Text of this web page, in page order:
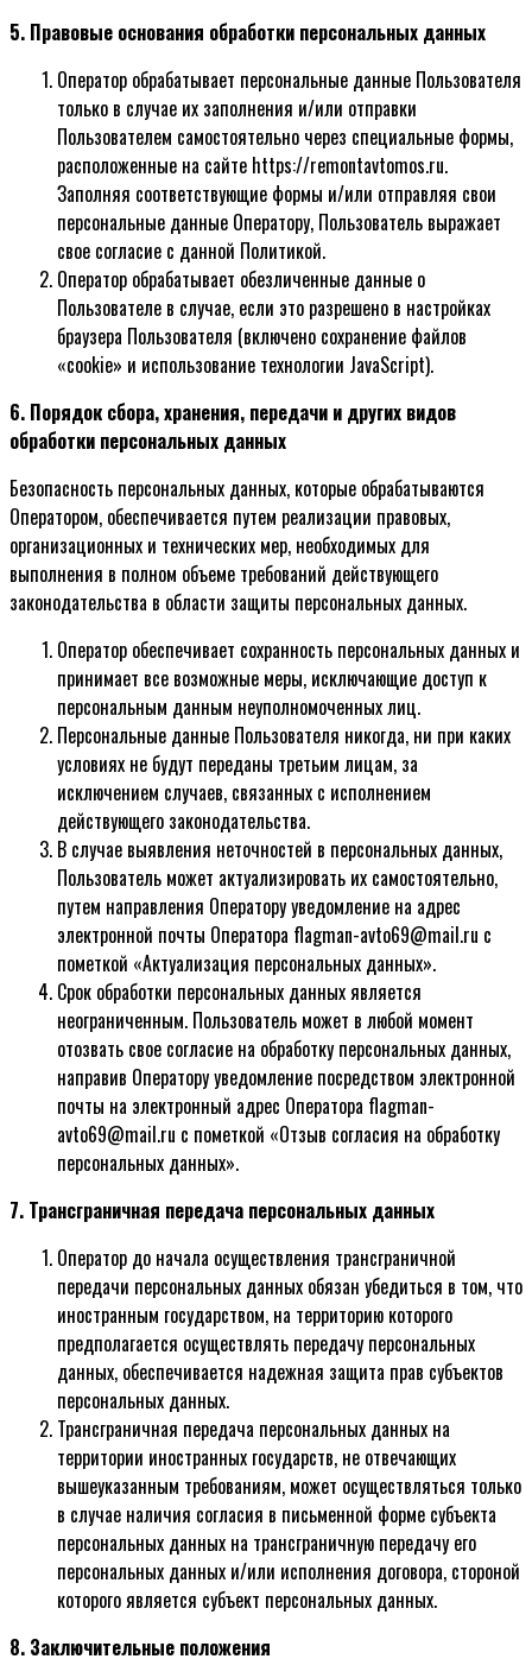
5. Правовые основания обработки персональных данных
Оператор обрабатывает персональные данные Пользователя
только в случае их заполнения и/или отправки
Пользователем самостоятельно через специальные формы,
расположенные на сайте https://remontavtomos.ru.
Заполняя соответствующие формы и/или отправляя свои
персональные данные Оператору, Пользователь выражает
свое согласие с данной Политикой.
Оператор обрабатывает обезличенные данные о
Пользователе в случае, если это разрешено в настройках
браузера Пользователя (включено сохранение файлов
«cookie» и использование технологии JavaScript).
6. Порядок сбора, хранения, передачи и других видов
обработки персональных данных
Безопасность персональных данных, которые обрабатываются
Оператором, обеспечивается путем реализации правовых,
организационных и технических мер, необходимых для
выполнения в полном объеме требований действующего
законодательства в области защиты персональных данных.
Оператор обеспечивает сохранность персональных данных и
принимает все возможные меры, исключающие доступ к
персональным данным неуполномоченных лиц.
Персональные данные Пользователя никогда, ни при каких
условиях не будут переданы третьим лицам, за
исключением случаев, связанных с исполнением
действующего законодательства.
В случае выявления неточностей в персональных данных,
Пользователь может актуализировать их самостоятельно,
путем направления Оператору уведомление на адрес
электронной почты Оператора flagman-avto69@mail.ru с
пометкой «Актуализация персональных данных».
Срок обработки персональных данных является
неограниченным. Пользователь может в любой момент
отозвать свое согласие на обработку персональных данных,
направив Оператору уведомление посредством электронной
почты на электронный адрес Оператора flagman-
avto69@mail.ru с пометкой «Отзыв согласия на обработку
персональных данных».
7. Трансграничная передача персональных данных
Оператор до начала осуществления трансграничной
передачи персональных данных обязан убедиться в том, что
иностранным государством, на территорию которого
предполагается осуществлять передачу персональных
данных, обеспечивается надежная защита прав субъектов
персональных данных.
Трансграничная передача персональных данных на
территории иностранных государств, не отвечающих
вышеуказанным требованиям, может осуществляться только
в случае наличия согласия в письменной форме субъекта
персональных данных на трансграничную передачу его
персональных данных и/или исполнения договора, стороной
которого является субъект персональных данных.
8. Заключительные положения